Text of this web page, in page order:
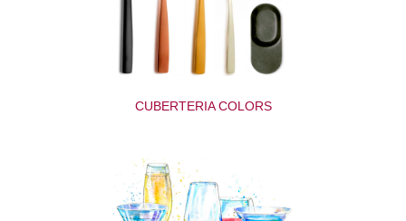
CUBERTERIA COLORS